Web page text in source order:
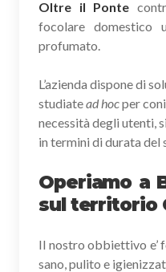
Oltre il Ponte
focolare domestico
profumato.
L’azienda dispone di
studiatead hocper
necessità degli utenti,
in termini di durata del
Operiamo a
sul territorio
Il nostro obbiettivo e’
sano, pulito e